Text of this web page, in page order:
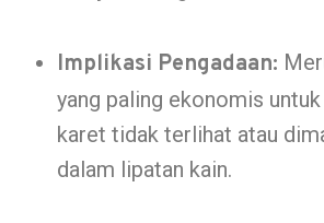
Implikasi Pengadaan:
yang paling ekonomis
karet tidak terlihat atau
dalam lipatan kain.